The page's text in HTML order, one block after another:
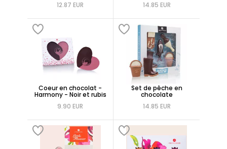
12.87 EUR
14.85 EUR
Coeur en chocolat -
Harmony - Noir et rubis
9.90 EUR
Set de pêche en
chocolate
14.85 EUR